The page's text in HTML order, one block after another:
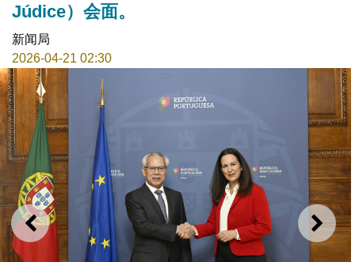
Júdice）会面。
新闻局
2026-04-21 02:30
上一则 下一